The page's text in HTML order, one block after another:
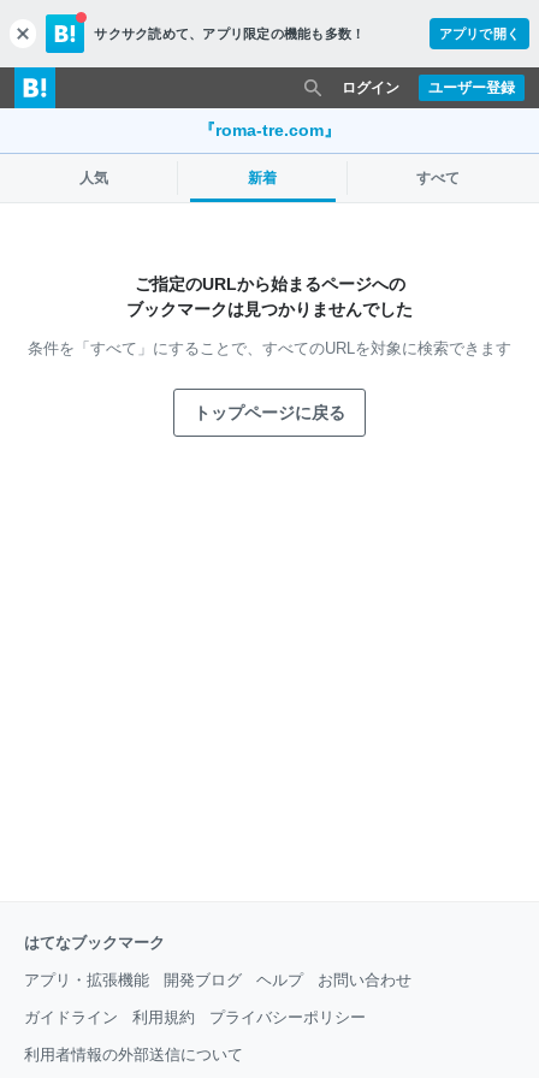
c
l
o
s
サクサク読めて、 アプリ限定の機能も多数！ アプリで開く
ユーザー登録
ログイン
『roma-tre.com』
人気 新着 すべて
ご指定のURLから始まるページへの
ブックマークは見つかりませんでした
条件を「すべて」にすることで、 すべてのURLを対象に検索できます
トップページに戻る
はてなブックマーク
アプリ・拡張機能 開発ブログ ヘルプ お問い合わせ
ガイドライン 利用規約 プライバシーポリシー
利用者情報の外部送信について